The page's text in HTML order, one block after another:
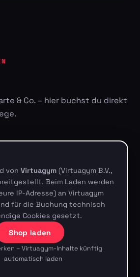
& Co. – hier buchst du direkt
von Virtuagym (Virtuagym B.V.,
Beim Laden werden
IP-Adresse) an Virtuagym
für die Buchung technisch
Cookies gesetzt.
Shop laden
– Virtuagym-Inhalte künftig
automatisch laden